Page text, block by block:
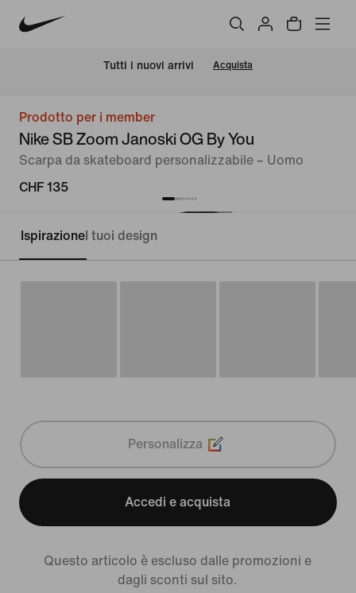
Tutti i nuovi arrivi Acquista
Prodotto per i member
Nike SB Zoom Janoski OG By You
Scarpa da skateboard personalizzabile – Uomo
CHF 135
Personalizza
Ispirazione I tuoi design
Personalizza
Accedi e acquista
Questo articolo è escluso dalle promozioni e
dagli sconti sul sito.